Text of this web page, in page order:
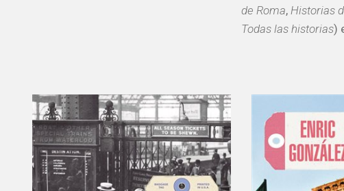
de Roma, Historias
Todas las historias)